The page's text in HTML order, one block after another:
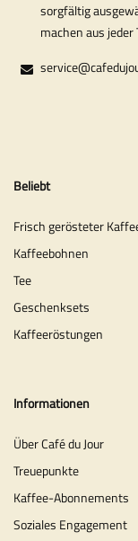
sorgfältig
machen aus
Beliebt
Frisch gerösteter
Kaffeebohnen
Tee
Geschenksets
Kaffeeröstungen
Informationen
Über Café du Jour
Treuepunkte
Kaffee-Abonnements
Soziales Engagement